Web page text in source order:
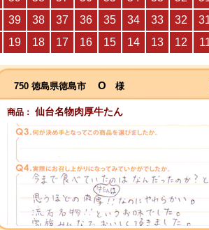
750 徳島県徳島市 O 様
商品： 仙台名物肉厚牛たん